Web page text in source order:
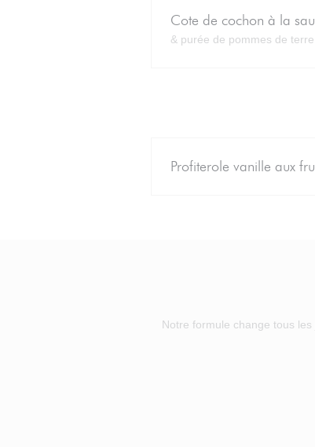
Cote de cochon à la
& purée de pommes de
Profiterole vanille aux
Notre formule change tous